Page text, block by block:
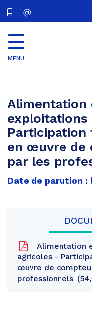
MENU
Alimentation
exploitations
Participation
en œuvre de
par les
Date de parution :
Alimentation
agricoles -
œuvre de
professionnels